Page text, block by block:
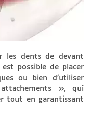
les dents de devant
possible de placer
ou bien d’utiliser
», qui
tout en garantissant